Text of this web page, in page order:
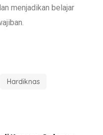
menjadikan belajar
Hardiknas